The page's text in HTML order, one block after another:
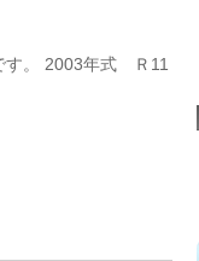
す。 2003年式 Ｒ11